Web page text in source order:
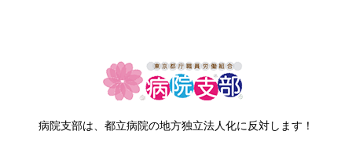
病院支部は、都立病院の地方独立法人化に反対します！